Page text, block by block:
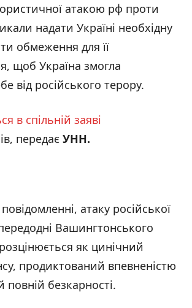
атакою рф проти
надати Україні необхідну
обмеження для її
щоб Україна змогла
від російського терору.
в спільній заяві
передає УНН.
атаку російської
Вашингтонського
як цинічний
продиктований впевненістю
повній безкарності.